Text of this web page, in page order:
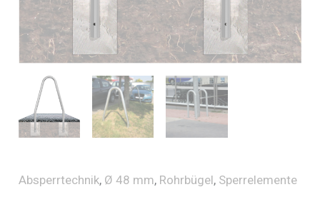
Absperrtechnik, Ø 48 mm, Rohrbügel, Sperrelemente